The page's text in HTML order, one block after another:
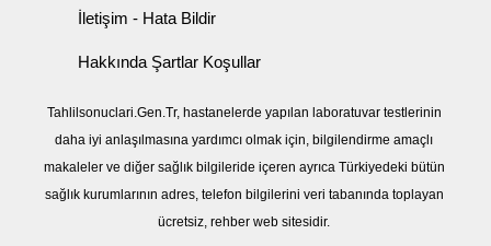
İletişim - Hata Bildir
Hakkında Şartlar Koşullar
Tahlilsonuclari.Gen.Tr, hastanelerde yapılan laboratuvar testlerinin
daha iyi anlaşılmasına yardımcı olmak için, bilgilendirme amaçlı
makaleler ve diğer sağlık bilgileride içeren ayrıca Türkiyedeki bütün
sağlık kurumlarının adres, telefon bilgilerini veri tabanında toplayan
ücretsiz, rehber web sitesidir.